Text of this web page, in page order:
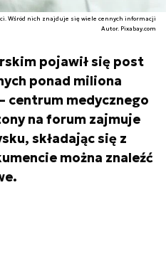
Wśród nich znajduje się wiele cennych informacji
Autor. Pixabay.com
pojawił się post
ponad miliona
centrum medycznego
na forum zajmuje
składając się z
można znaleźć